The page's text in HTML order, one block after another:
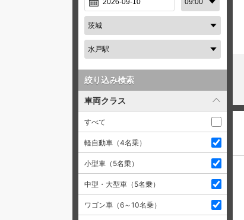
絞り込み検索
車両クラス
すべて
軽自動車（4名乗）
小型車（5名乗）
中型・大型車（5名乗）
ワゴン車（6～10名乗）